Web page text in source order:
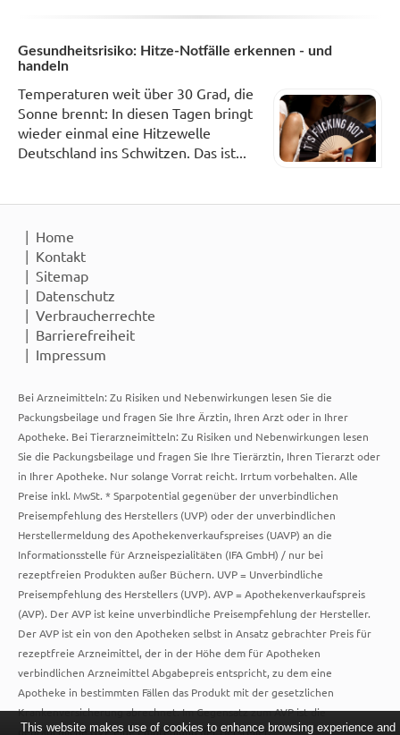
Gesundheitsrisiko: Hitze-Notfälle erkennen - und
handeln
Temperaturen weit über 30 Grad, die
Sonne brennt: In diesen Tagen bringt
wieder einmal eine Hitzewelle
Deutschland ins Schwitzen. Das ist...
Home
Kontakt
Sitemap
Datenschutz
Verbraucherrechte
Barrierefreiheit
Impressum
Bei Arzneimitteln: Zu Risiken und Nebenwirkungen lesen Sie die
Packungsbeilage und fragen Sie Ihre Ärztin, Ihren Arzt oder in Ihrer
Apotheke. Bei Tierarzneimitteln: Zu Risiken und Nebenwirkungen lesen
Sie die Packungsbeilage und fragen Sie Ihre Tierärztin, Ihren Tierarzt oder
in Ihrer Apotheke. Nur solange Vorrat reicht. Irrtum vorbehalten. Alle
Preise inkl. MwSt. * Sparpotential gegenüber der unverbindlichen
Preisempfehlung des Herstellers (UVP) oder der unverbindlichen
Herstellermeldung des Apothekenverkaufspreises (UAVP) an die
Informationsstelle für Arzneispezialitäten (IFA GmbH) / nur bei
rezeptfreien Produkten außer Büchern. UVP = Unverbindliche
Preisempfehlung des Herstellers (UVP). AVP = Apothekenverkaufspreis
(AVP). Der AVP ist keine unverbindliche Preisempfehlung der Hersteller.
Der AVP ist ein von den Apotheken selbst in Ansatz gebrachter Preis für
rezeptfreie Arzneimittel, der in der Höhe dem für Apotheken
verbindlichen Arzneimittel Abgabepreis entspricht, zu dem eine
Apotheke in bestimmten Fällen das Produkt mit der gesetzlichen
Krankenversicherung abrechnet. Im Gegensatz zum AVP ist die
gebräuchliche UVP eine Empfehlung der Hersteller.
This website makes use of cookies to enhance browsing experience and